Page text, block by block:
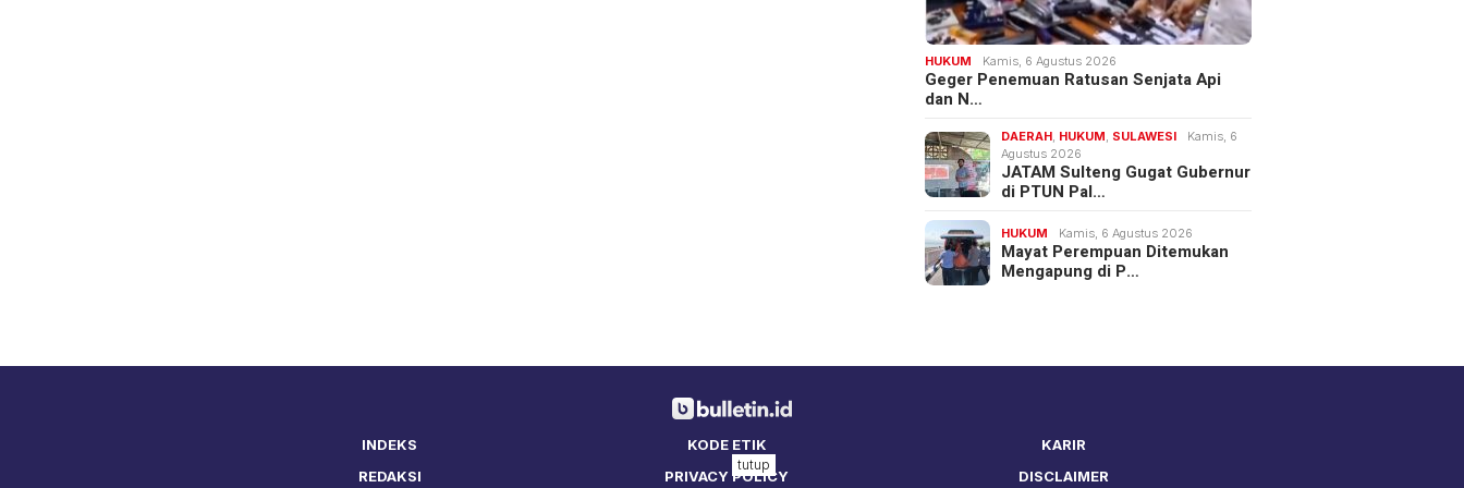
HUKUM Kamis, 6 Agustus 2026
Geger Penemuan Ratusan Senjata Api
dan N…
DAERAH, HUKUM, SULAWESI
Kamis, 6
Agustus 2026
JATAM Sulteng Gugat Gubernur
di PTUN Pal…
HUKUM Kamis, 6 Agustus 2026
Mayat Perempuan Ditemukan
Mengapung di P…
INDEKS KODE ETIK
KARIR
REDAKSI
PRIVACY POLICY DISCLAIMER
tutup